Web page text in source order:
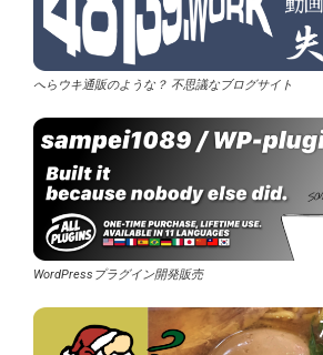
へらウキ通販のような？ 不思議なブログサイト
WordPressプラグイン開発販売